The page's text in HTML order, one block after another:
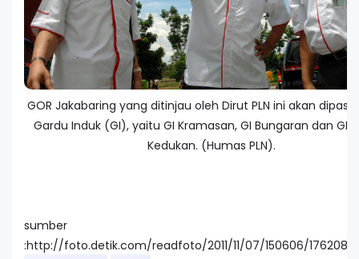
GOR Jakabaring yang ditinjau oleh Dirut PLN ini akan
Gardu Induk (GI), yaitu GI Kramasan, GI Bungaran dan GI
Kedukan. (Humas PLN).
sumber
:http://foto.detik.com/readfoto/2011/11/07/150606/